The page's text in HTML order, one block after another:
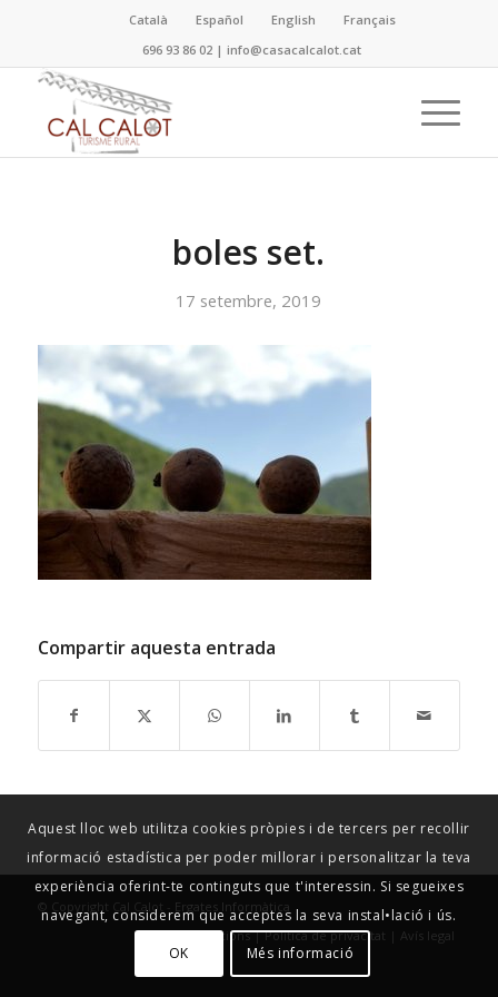
Català Español English
Français
696 93 86 02 |info@casacalcalot.cat
boles set.
17 setembre, 2019
Compartir aquesta entrada
© Copyright Cal Calot - Ergates Informàtica
Condicions|Política de privacitat |Avís legal
Aquest lloc web utilitza cookies pròpies i de tercers per recollir
informació estadística per poder millorar i personalitzar la teva
experiència oferint-te continguts que t'interessin. Si segueixes
navegant, considerem que acceptes la seva instal•lació i ús.
OK Més informació